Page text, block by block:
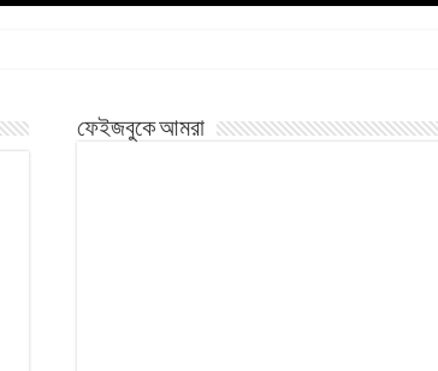
ফেইজবুকে আমরা